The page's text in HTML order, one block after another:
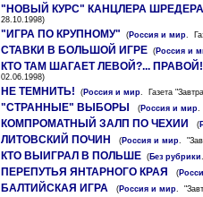
"НОВЫЙ КУРС" КАНЦЛЕРА ШРЕДЕРА
28.10.1998)
"ИГРА ПО КРУПНОМУ" ( Россия и мир.
СТАВКИ В БОЛЬШОЙ ИГРЕ ( Россия и
КТО ТАМ ШАГАЕТ ЛЕВОЙ?... ПРАВОЙ!
02.06.1998)
НЕ ТЕМНИТЬ! ( Россия и мир. Газета
"СТРАННЫЕ" ВЫБОРЫ ( Россия и мир.
КОМПРОМАТНЫЙ ЗАЛП ПО ЧЕХИИ (
ЛИТОВСКИЙ ПОЧИН ( Россия и мир.
КТО ВЫИГРАЛ В ПОЛЬШЕ ( Без рубрики
ПЕРЕПУТЬЯ ЯНТАРНОГО КРАЯ (
БАЛТИЙСКАЯ ИГРА ( Россия и мир.